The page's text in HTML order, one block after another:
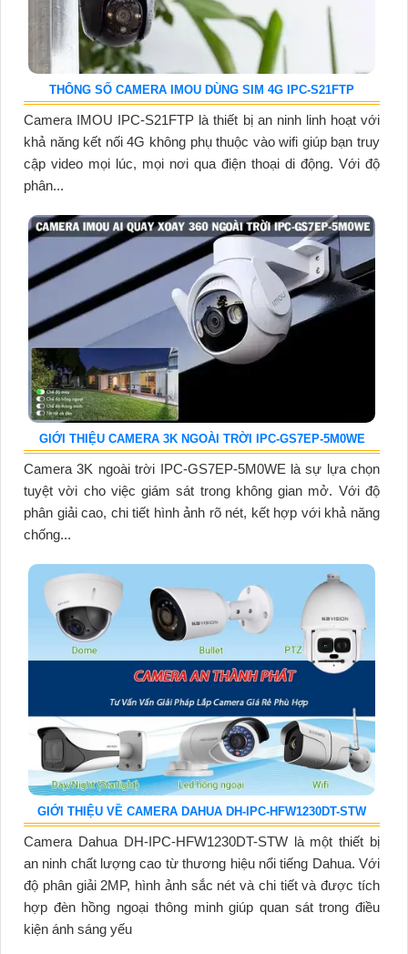
THÔNG SỐ CAMERA IMOU DÙNG SIM 4G IPC-S21FTP
Camera IMOU IPC-S21FTP là thiết bị an ninh linh hoạt với
khả năng kết nối 4G không phụ thuộc vào wifi giúp bạn truy
cập video mọi lúc, mọi nơi qua điện thoại di động. Với độ
phân...
GIỚI THIỆU CAMERA 3K NGOÀI TRỜI IPC-GS7EP-5M0WE
Camera 3K ngoài trời IPC-GS7EP-5M0WE là sự lựa chọn
tuyệt vời cho việc giám sát trong không gian mở. Với độ
phân giải cao, chi tiết hình ảnh rõ nét, kết hợp với khả năng
chống...
GIỚI THIỆU VỀ CAMERA DAHUA DH-IPC-HFW1230DT-STW
Camera Dahua DH-IPC-HFW1230DT-STW là một thiết bị
an ninh chất lượng cao từ thương hiệu nổi tiếng Dahua. Với
độ phân giải 2MP, hình ảnh sắc nét và chi tiết và được tích
hợp đèn hồng ngoại thông minh giúp quan sát trong điều
kiện ánh sáng yếu